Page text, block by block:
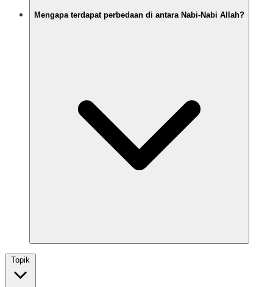
Mengapa terdapat perbedaan di antara Nabi-Nabi Allah?
Topik